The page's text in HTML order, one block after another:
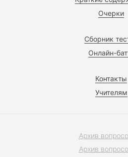
Очерки
Сборник
Онлайн-
Контакты
Учителям
Архив
Архив